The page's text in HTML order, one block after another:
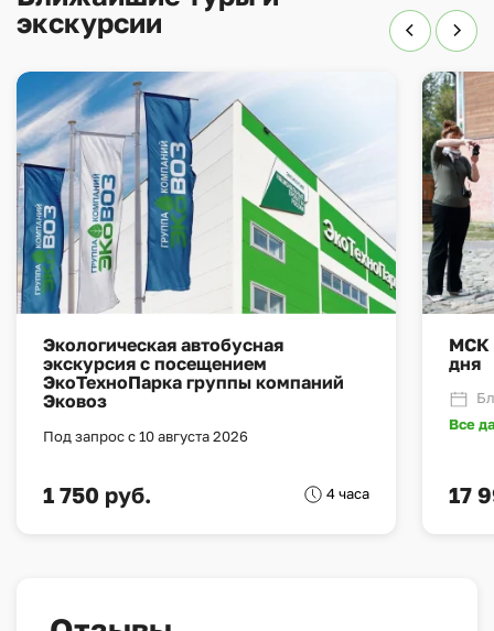
экскурсии
Экологическая автобусная
экскурсия с посещением
ЭкоТехноПарка группы компаний
Эковоз
Под запрос с 10 августа 2026
1 750 руб. 4 часа
МСК
дня
Все
17